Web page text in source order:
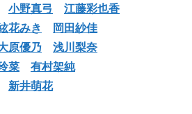
小野真弓
江藤彩也香
花みき
岡田紗佳
原優乃
浅川梨奈
菜
有村架純
新井萌花